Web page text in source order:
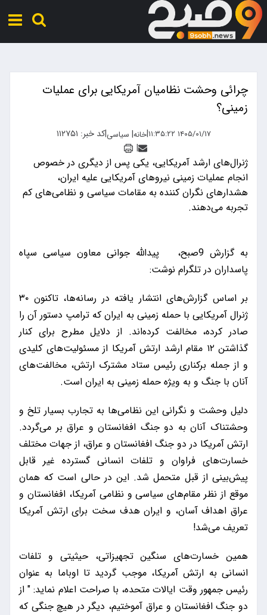
چرائی وحشت نظامیان آمریکایی برای عملیات
زمینی؟
۱۴۰۵/۰۱/۱۷ ۱۱:۳۵:۲۲ |خانه| سیاسی|کد خبر: ۱۱۲۷۵۱
|
ژنرال‌های ارشد آمریکایی، یکی پس از دیگری در خصوص
انجام عملیات زمینی نیروهای آمریکایی علیه ایران،
هشدارهای نگران کننده به مقامات سیاسی و نظامی‌های کم
تجربه می‌دهند.
به گزارش 9صبح، پیدالله جوانی معاون سیاسی سپاه
پاسداران در تلگرام نوشت:
بر اساس گزارش‌های انتشار یافته در رسانه‌ها، تاکنون ۳۰
ژنرال آمریکایی با حمله زمینی به ایران که ترامپ دستور آن را
صادر کرده، مخالفت کرده‌اند. از دلایل مطرح برای کنار
گذاشتن ۱۲ مقام ارشد ارتش آمریکا از مسئولیت‌های کلیدی
و از جمله برکناری رئیس ستاد مشترک ارتش، مخالفت‌های
آنان با جنگ و به ویژه حمله زمینی به ایران است.
دلیل وحشت و نگرانی این نظامی‌ها به تجارب بسیار تلخ و
وحشتناک آنان به دو جنگ افغانستان و عراق بر می‌گردد.
ارتش آمریکا در دو جنگ افغانستان و عراق، از جهات مختلف
خسارت‌های فراوان و تلفات انسانی گسترده غیر قابل
پیش‌بینی از قبل متحمل شد. این در حالی است که همان
موقع از نظر مقام‌های سیاسی و نظامی آمریکا، افغانستان و
عراق اهداف آسان، و ایران هدف سخت برای ارتش آمریکا
تعریف می‌شد!
همین خسارت‌های سنگین تجهیزاتی، حیثیتی و تلفات
انسانی به ارتش آمریکا، موجب گردید تا اوباما به عنوان
رئیس جمهور وقت ایالات متحده، با صراحت اعلام نماید: " از
دو جنگ افغانستان و عراق آموختیم، دیگر در هیچ جنگی که